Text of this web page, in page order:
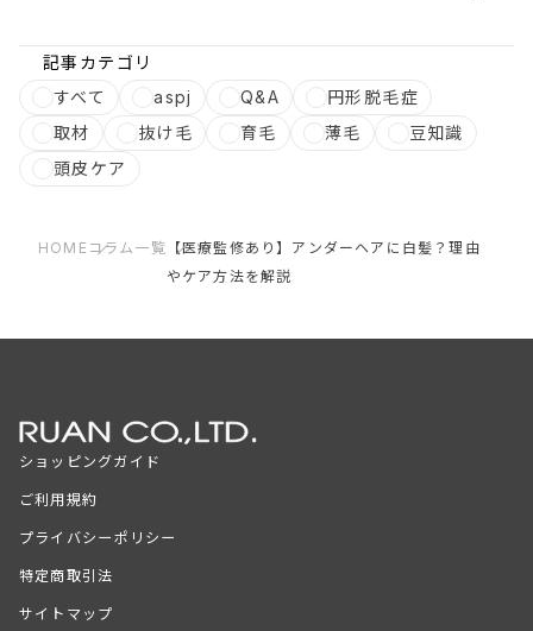
記事カテゴリ
すべて
aspj Q&A
円形脱毛症
取材
抜け毛 育毛 薄毛
豆知識
頭皮ケア
HOME コラム一覧 【医療監修あり】アンダーヘアに白髪？理由
やケア方法を解説
ショッピングガイド
ご利用規約
プライバシーポリシー
特定商取引法
サイトマップ